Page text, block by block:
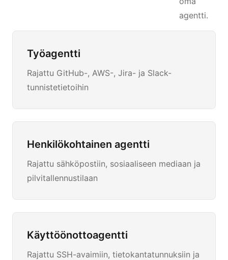
agentti.
Työagentti
Rajattu GitHub-, AWS-, Jira- ja Slack-
tunnistetietoihin
Henkilökohtainen agentti
Rajattu sähköpostiin, sosiaaliseen mediaan ja
pilvitallennustilaan
Käyttöönottoagentti
Rajattu SSH-avaimiin, tietokantatunnuksiin ja